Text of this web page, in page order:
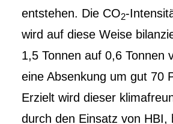
entstehen. Die CO2-
wird auf diese Weise
1,5 Tonnen auf 0,6 Tonnen
eine Absenkung um gut 70
Erzielt wird dieser
durch den Einsatz von HBI,